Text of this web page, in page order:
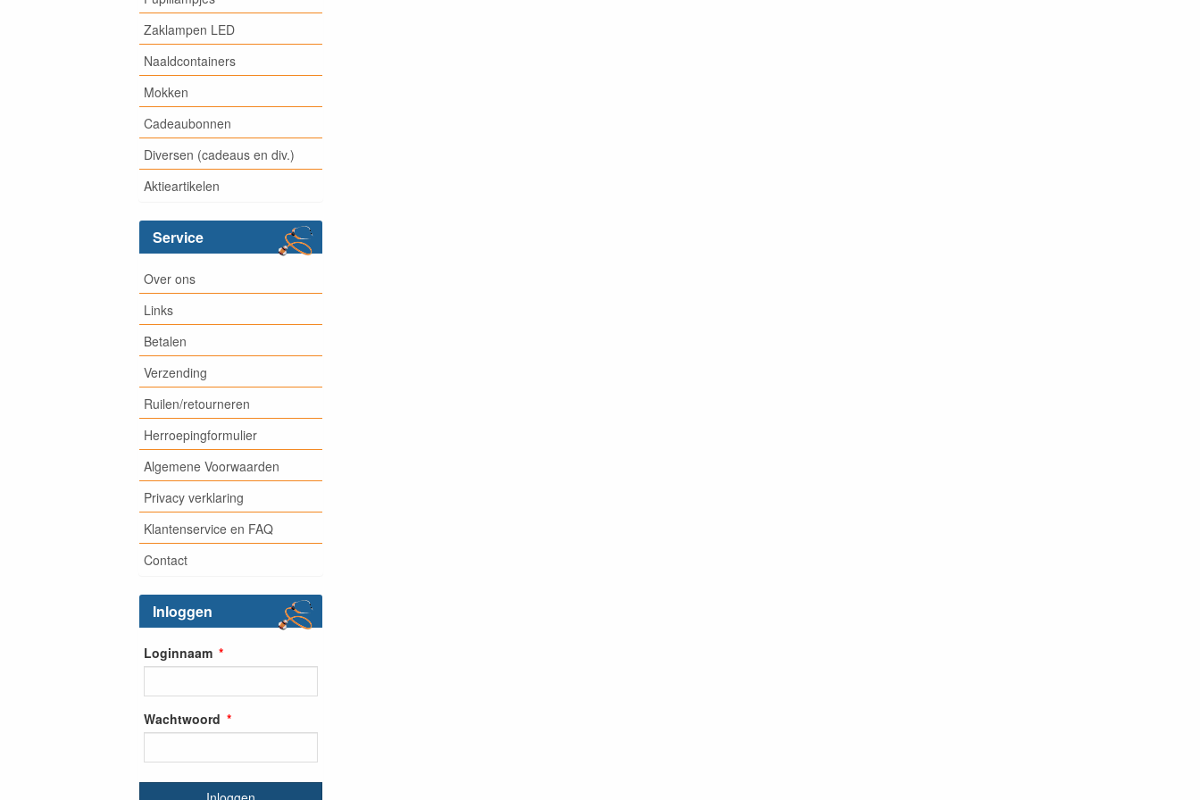
Zaklampen LED
Naaldcontainers
Mokken
Cadeaubonnen
Diversen (cadeaus en div.)
Aktieartikelen
Service
Over ons
Links
Betalen
Verzending
Ruilen/retourneren
Herroepingformulier
Algemene Voorwaarden
Privacy verklaring
Klantenservice en FAQ
Contact
Inloggen
Loginnaam
Wachtwoord